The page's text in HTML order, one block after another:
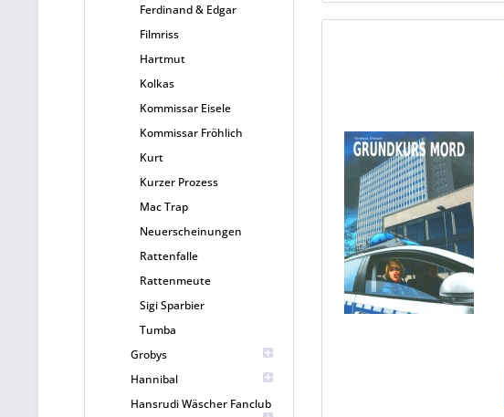
Ferdinand & Edgar
Filmriss
Hartmut
Kolkas
Kommissar Eisele
Kommissar Fröhlich
Kurt
Kurzer Prozess
Mac Trap
Neuerscheinungen
Rattenfalle
Rattenmeute
Sigi Sparbier
Tumba
Grobys
Hannibal
Hansrudi Wäscher Fanclub